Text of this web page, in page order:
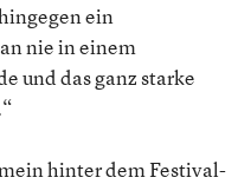
ein
nie in einem
und das ganz starke
hinter dem Festival-